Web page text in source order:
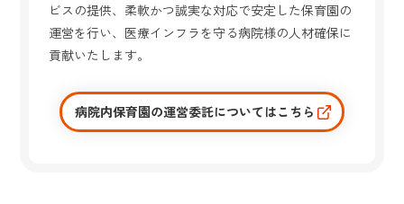
ビスの提供、柔軟かつ誠実な対応で安定した保育園の
運営を行い、医療インフラを守る病院様の人材確保に
貢献いたします。
病院内保育園の運営委託についてはこちら